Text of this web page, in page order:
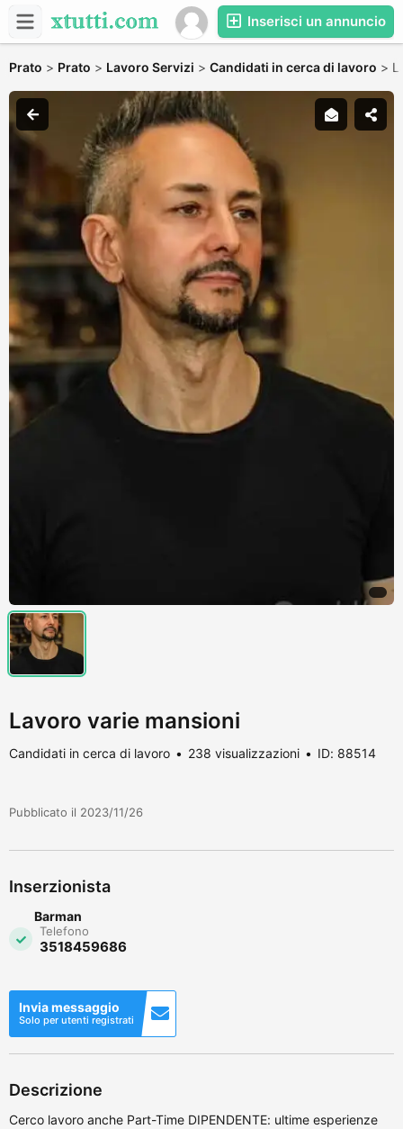
Inserisci un annuncio
Prato > Prato > Lavoro Servizi > Candidati in cerca di lavoro >
Lavoro varie mansioni
Candidati in cerca di lavoro 238 visualizzazioni ID: 88514
Pubblicato il 2023/11/26
Inserzionista
Barman
Telefono
3518459686
Invia messaggio
Solo per utenti registrati
Descrizione
Cerco lavoro anche Part-Time DIPENDENTE: ultime esperienze